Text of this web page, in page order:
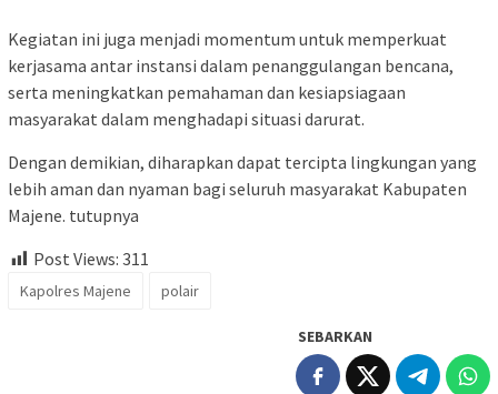
Kegiatan ini juga menjadi momentum untuk memperkuat
kerjasama antar instansi dalam penanggulangan bencana,
serta meningkatkan pemahaman dan kesiapsiagaan
masyarakat dalam menghadapi situasi darurat.
Dengan demikian, diharapkan dapat tercipta lingkungan yang
lebih aman dan nyaman bagi seluruh masyarakat Kabupaten
Majene. tutupnya
Post Views: 311
Kapolres Majene polair
SEBARKAN